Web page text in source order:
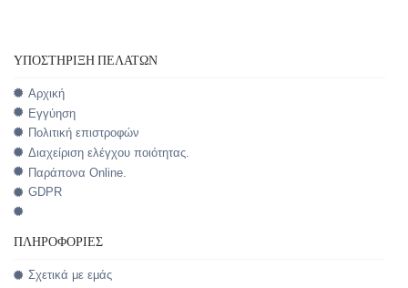
ΥΠΟΣΤΉΡΙΞΗ ΠΕΛΑΤΏΝ
Αρχική
Εγγύηση
Πολιτική επιστροφών
Διαχείριση ελέγχου ποιότητας.
Παράπονα Online.
GDPR
ΠΛΗΡΟΦΟΡΊΕΣ
Σχετικά με εμάς